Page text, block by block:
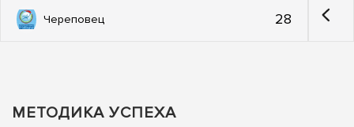
Череповец 28
МЕТОДИКА УСПЕХА